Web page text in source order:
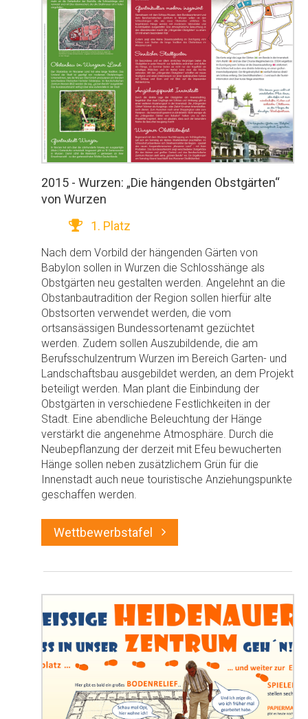
2015 - Wurzen: „Die hängenden Obstgärten“
von Wurzen
1. Platz
Nach dem Vorbild der hängenden Gärten von
Babylon sollen in Wurzen die Schlosshänge als
Obstgärten neu gestalten werden. Angelehnt an die
Obstanbautradition der Region sollen hierfür alte
Obstsorten verwendet werden, die vom
ortsansässigen Bundessortenamt gezüchtet
werden. Zudem sollen Auszubildende, die am
Berufsschulzentrum Wurzen im Bereich Garten- und
Landschaftsbau ausgebildet werden, an dem Projekt
beteiligt werden. Man plant die Einbindung der
Obstgärten in verschiedene Festlichkeiten in der
Stadt. Eine abendliche Beleuchtung der Hänge
verstärkt die angenehme Atmosphäre. Durch die
Neubepflanzung der derzeit mit Efeu bewucherten
Hänge sollen neben zusätzlichem Grün für die
Innenstadt auch neue touristische Anziehungspunkte
geschaffen werden.
Wettbewerbstafel